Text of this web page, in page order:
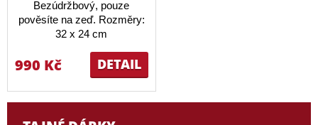
Bezúdržbový, pouze
pověsíte na zeď. Rozměry:
32 x 24 cm
DETAIL
990 Kč